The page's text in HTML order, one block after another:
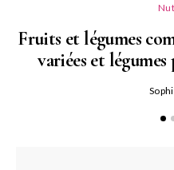
Fruits et légumes
variées et